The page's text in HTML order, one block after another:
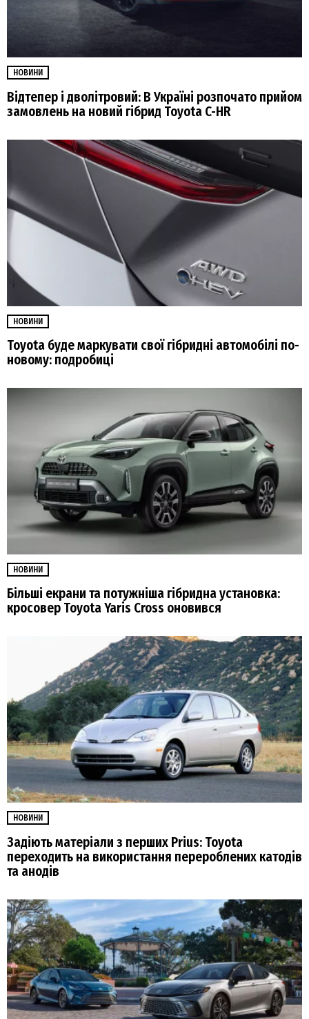
НОВИНИ
Відтепер і дволітровий: В Україні розпочато прийом
замовлень на новий гібрид Toyota C-HR
НОВИНИ
Toyota буде маркувати свої гібридні автомобілі по-
новому: подробиці
НОВИНИ
Більші екрани та потужніша гібридна установка:
кросовер Toyota Yaris Cross оновився
НОВИНИ
Задіють матеріали з перших Prius: Toyota
переходить на використання перероблених катодів
та анодів